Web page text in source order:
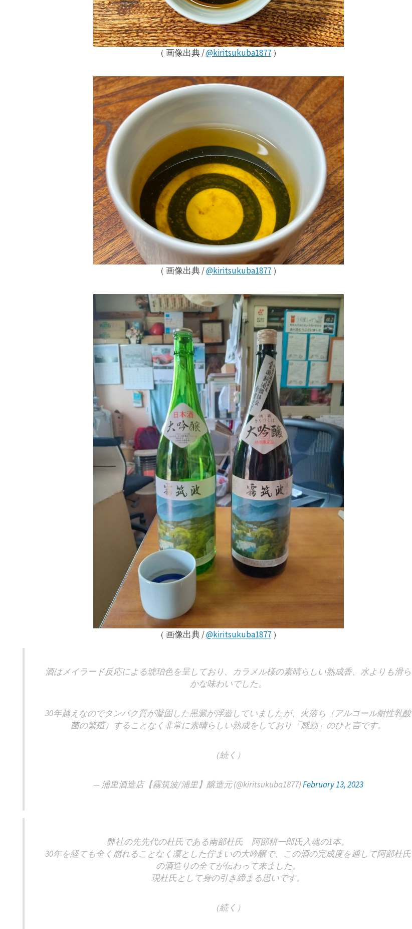
（ 画像出典 /@kiritsukuba1877）
（ 画像出典 /@kiritsukuba1877）
（ 画像出典 /@kiritsukuba1877）
酒はメイラード反応による琥珀色を呈しており、カラメル様の素晴らしい熟成香、水よりも滑ら
かな味わいでした。
30年越えなのでタンパク質が凝固した黒澱が浮遊していましたが、火落ち（アルコール耐性乳酸
菌の繁殖）することなく非常に素晴らしい熟成をしており「感動」のひと言です。
（続く）
— 浦里酒造店【霧筑波/浦里】醸造元 (@kiritsukuba1877)February 13, 2023
弊社の先先代の杜氏である南部杜氏 阿部耕一郎氏入魂の1本。
30年を経ても全く崩れることなく凛とした佇まいの大吟醸で、この酒の完成度を通して阿部杜氏
の酒造りの全てが伝わって来ました。
現杜氏として身の引き締まる思いです。
（続く）